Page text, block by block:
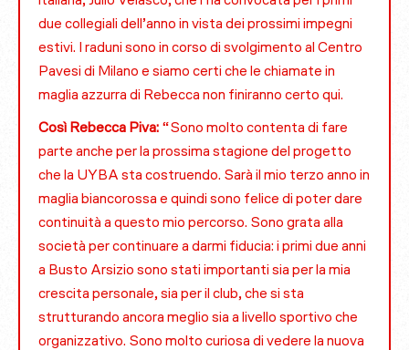
due collegiali dell’anno in vista dei prossimi impegni
estivi. I raduni sono in corso di svolgimento al Centro
Pavesi di Milano e siamo certi che le chiamate in
maglia azzurra di Rebecca non finiranno certo qui.
Così Rebecca Piva: “Sono molto contenta di fare
parte anche per la prossima stagione del progetto
che la UYBA sta costruendo. Sarà il mio terzo anno in
maglia biancorossa e quindi sono felice di poter dare
continuità a questo mio percorso. Sono grata alla
società per continuare a darmi fiducia: i primi due anni
a Busto Arsizio sono stati importanti sia per la mia
crescita personale, sia per il club, che si sta
strutturando ancora meglio sia a livello sportivo che
organizzativo. Sono molto curiosa di vedere la nuova